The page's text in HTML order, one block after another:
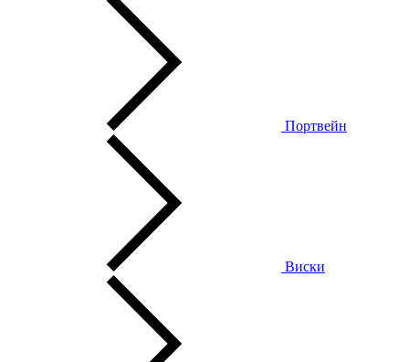
Портвейн
Виски